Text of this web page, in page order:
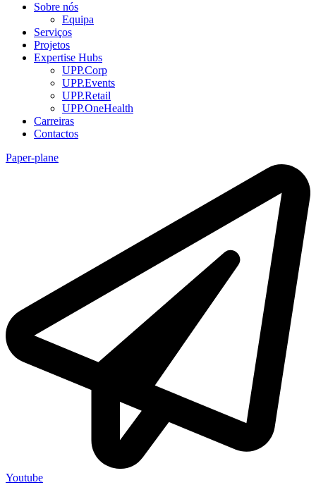
Sobre nós
Equipa
Serviços
Projetos
Expertise Hubs
UPP.Corp
UPP.Events
UPP.Retail
UPP.OneHealth
Carreiras
Contactos
Paper-plane
Youtube